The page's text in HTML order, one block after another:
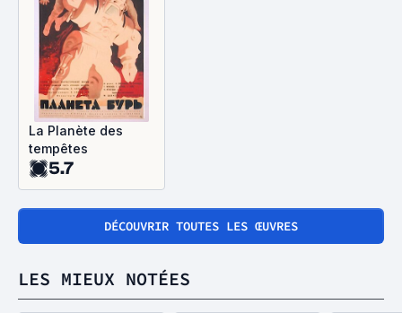
La Planète des
tempêtes
5.7
DÉCOUVRIR TOUTES LES ŒUVRES
LES MIEUX NOTÉES